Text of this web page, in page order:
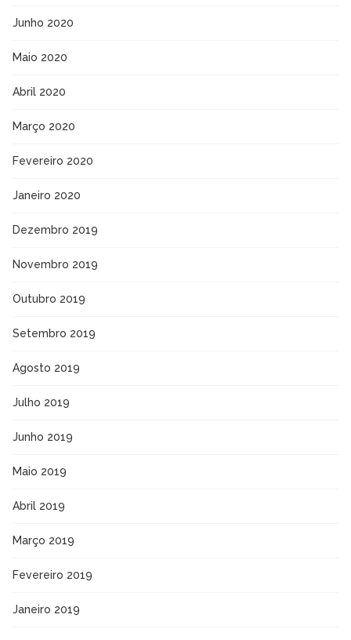
Junho 2020
Maio 2020
Abril 2020
Março 2020
Fevereiro 2020
Janeiro 2020
Dezembro 2019
Novembro 2019
Outubro 2019
Setembro 2019
Agosto 2019
Julho 2019
Junho 2019
Maio 2019
Abril 2019
Março 2019
Fevereiro 2019
Janeiro 2019